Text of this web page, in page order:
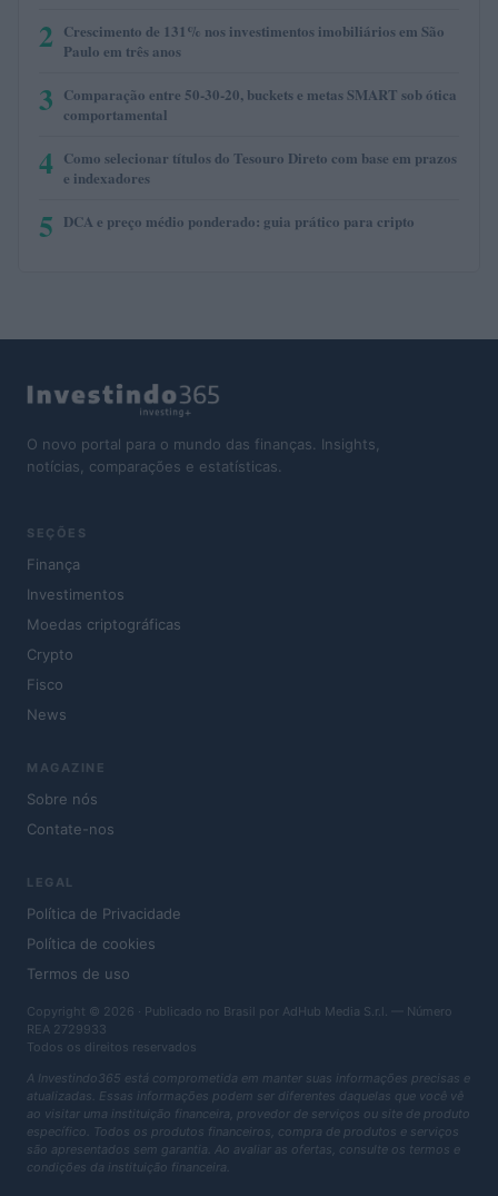
2 Crescimento de 131% nos investimentos imobiliários em São
Paulo em três anos
3 Comparação entre 50-30-20, buckets e metas SMART sob ótica
comportamental
4 Como selecionar títulos do Tesouro Direto com base em prazos
e indexadores
5 DCA e preço médio ponderado: guia prático para cripto
O novo portal para o mundo das finanças. Insights,
notícias, comparações e estatísticas.
SEÇÕES
Finança
Investimentos
Moedas criptográficas
Crypto
Fisco
News
MAGAZINE
Sobre nós
Contate-nos
LEGAL
Política de Privacidade
Política de cookies
Termos de uso
Copyright © 2026 · Publicado no Brasil por AdHub Media S.r.l. — Número
REA 2729933
Todos os direitos reservados
A Investindo365 está comprometida em manter suas informações precisas e
atualizadas. Essas informações podem ser diferentes daquelas que você vê
ao visitar uma instituição financeira, provedor de serviços ou site de produto
específico. Todos os produtos financeiros, compra de produtos e serviços
são apresentados sem garantia. Ao avaliar as ofertas, consulte os termos e
condições da instituição financeira.